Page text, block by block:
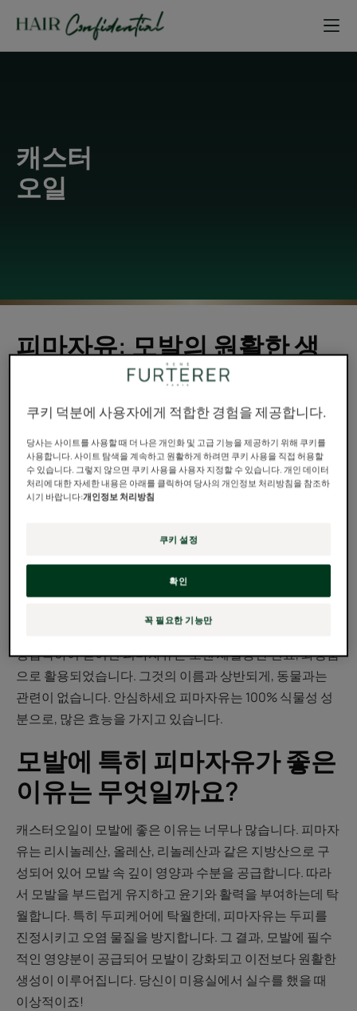
캐스터
오일
피마자유: 모발의 원활한 생
피마자유는 손톱, 속눈썹, 눈썹, 피부에 이르기까지, 피마자
유는 긴 세월동안 다양한 방법으로 사용되었습니다. 하지만
과연 피마자유가 그들이 말하는 것처럼 뛰어난 효능을 가지
고 있을까요? 그것이 과연 자라는 것을 멈추지 않는 모발의
훌륭한 비밀일까요? 이 기사에서 모든 사실을 찾아봅시다.
피마자유는 정확히 어떤 성분
일까요?
냉압착하여 얻어진 피마자유는 오랜 세월동안 연료, 화장품
으로 활용되었습니다. 그것의 이름과 상반되게, 동물과는
관련이 없습니다. 안심하세요 피마자유는 100% 식물성 성
분으로, 많은 효능을 가지고 있습니다.
모발에 특히 피마자유가 좋은
이유는 무엇일까요?
캐스터오일이 모발에 좋은 이유는 너무나 많습니다. 피마자
유는 리시놀레산, 올레산, 리놀레산과 같은 지방산으로 구
성되어 있어 모발 속 깊이 영양과 수분을 공급합니다. 따라
서 모발을 부드럽게 유지하고 윤기와 활력을 부여하는데 탁
월합니다. 특히 두피케어에 탁월한데, 피마자유는 두피를
진정시키고 오염 물질을 방지합니다. 그 결과, 모발에 필수
적인 영양분이 공급되어 모발이 강화되고 이전보다 원활한
생성이 이루어집니다. 당신이 미용실에서 실수를 했을 때
이상적이죠!
쿠키 덕분에 사용자에게 적합한 경험을 제공합니다.
당사는 사이트를 사용할 때 더 나은 개인화 및 고급 기능을 제공하기 위해 쿠키를
사용합니다. 사이트 탐색을 계속하고 원활하게 하려면 쿠키 사용을 직접 허용할
수 있습니다. 그렇지 않으면 쿠키 사용을 사용자 지정할 수 있습니다. 개인 데이터
처리에 대한 자세한 내용은 아래를 클릭하여 당사의 개인정보 처리방침을 참조하
시기 바랍니다:개인정보 처리방침
쿠키 설정
꼭 필요한 기능만
확인